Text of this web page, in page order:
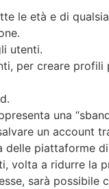
le età e di
utenti.
per creare
una
un account
delle piattaforme
volta a ridurre la
sarà possibile